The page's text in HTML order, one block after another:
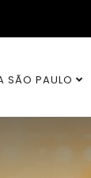
SÃO PAULO